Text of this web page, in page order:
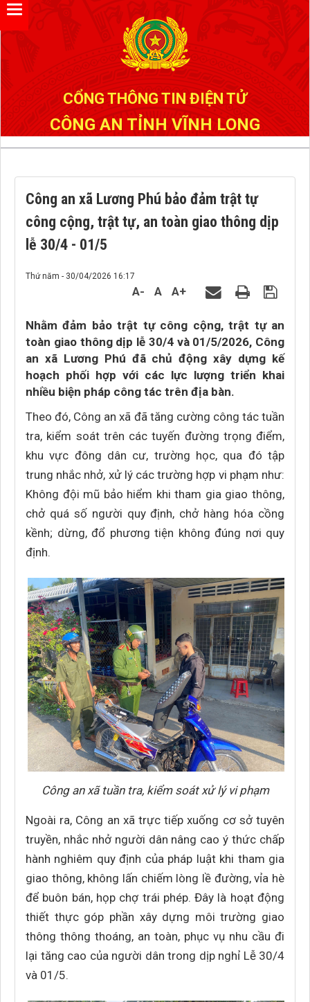
CỔNG THÔNG TIN ĐIỆN TỬ
CÔNG AN TỈNH VĨNH LONG
Công an xã Lương Phú bảo đảm trật tự
công cộng, trật tự, an toàn giao thông dịp
lễ 30/4 - 01/5
Thứ năm - 30/04/2026 16:17
A- A A+
Nhằm đảm bảo trật tự công cộng, trật tự an
toàn giao thông dịp lễ 30/4 và 01/5/2026, Công
an xã Lương Phú đã chủ động xây dựng kế
hoạch phối hợp với các lực lượng triển khai
nhiều biện pháp công tác trên địa bàn.
Theo đó, Công an xã đã tăng cường công tác tuần
tra, kiểm soát trên các tuyến đường trọng điểm,
khu vực đông dân cư, trường học, qua đó tập
trung nhắc nhở, xử lý các trường hợp vi phạm như:
Không đội mũ bảo hiểm khi tham gia giao thông,
chở quá số người quy định, chở hàng hóa cồng
kềnh; dừng, đổ phương tiện không đúng nơi quy
định.
Công an xã tuần tra, kiểm soát xử lý vi phạm
Ngoài ra, Công an xã trực tiếp xuống cơ sở tuyên
truyền, nhắc nhở người dân nâng cao ý thức chấp
hành nghiêm quy định của pháp luật khi tham gia
giao thông, không lấn chiếm lòng lề đường, vỉa hè
để buôn bán, họp chợ trái phép. Đây là hoạt động
thiết thực góp phần xây dựng môi trường giao
thông thông thoáng, an toàn, phục vụ nhu cầu đi
lại tăng cao của người dân trong dịp nghỉ Lễ 30/4
và 01/5.